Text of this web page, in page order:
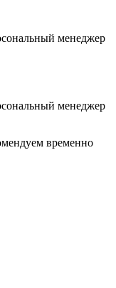
менеджер
менеджер
временно